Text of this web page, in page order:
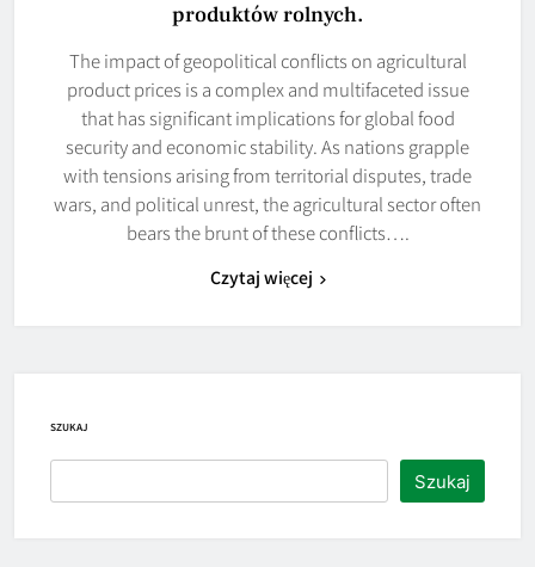
produktów rolnych.
The impact of geopolitical conflicts on agricultural
product prices is a complex and multifaceted issue
that has significant implications for global food
security and economic stability. As nations grapple
with tensions arising from territorial disputes, trade
wars, and political unrest, the agricultural sector often
bears the brunt of these conflicts….
Czytaj więcej
SZUKAJ
Szukaj